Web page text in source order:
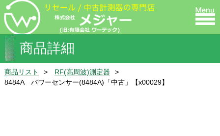
商品詳細
商品リスト
RF(高周波)測定器
8484A パワーセンサー(8484A)「中古」【x00029】